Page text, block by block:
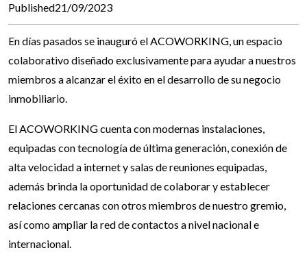
Published21/09/2023
En días pasados se inauguró el ACOWORKING,un espacio
colaborativo diseñado exclusivamente para ayudar a nuestros
miembros a alcanzar el éxito en el desarrollo de su negocio
inmobiliario.
El ACOWORKING cuenta con modernas instalaciones,
equipadas con tecnología de última generación, conexión de
alta velocidad a internet y salas de reuniones equipadas,
además brinda la oportunidad de colaborar y establecer
relaciones cercanas con otros miembros de nuestro gremio,
así como ampliar la red de contactos a nivel nacional e
internacional.